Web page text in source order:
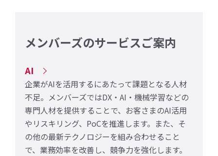
メンバーズのサービスご案内
AI
企業がAIを活用するにあたって課題となる人材
不足。メンバーズではDX・AI・機械学習などの
専門人材を提供することで、お客さまのAI活用
やリスキリング、PoCを推進します。また、そ
の他の最新テクノロジーを組み合わせること
で、業務効率を改善し、競争力を強化します。